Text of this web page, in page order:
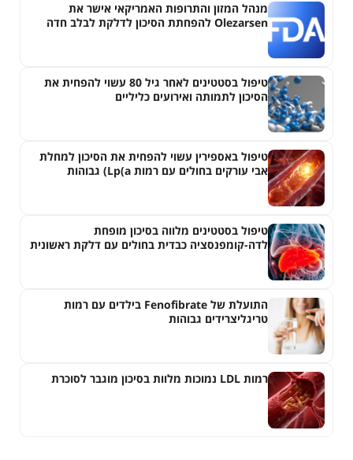
מנהל המזון והתרופות האמריקאי אישר את
Olezarsen להפחתת הסיכון לדלקת לבלב חדה
טיפול בסטטינים לאחר גיל 80 עשוי להפחית את
הסיכון לתמותה ואירועים כליליים
טיפול באספירין עשוי להפחית את הסיכון למחלת
אבי עורקים בחולים עם רמות Lp(a) גבוהות
טיפול בסטטינים מלווה בסיכון מופחת
לדה-קומפנסציה כבדית בחולים עם דלקת ראשונית
התועלת של Fenofibrate בילדים עם רמות
טריגליצרידים גבוהות
רמות LDL נמוכות מלוות בסיכון מוגבר לסוכרת